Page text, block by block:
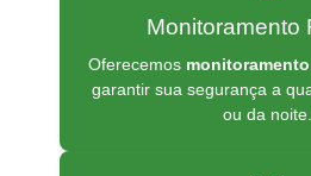
Monitoramento
Oferecemos
garantir sua segurança a
ou da noite.